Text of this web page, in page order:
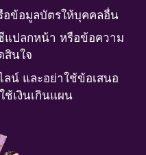
อข้อมูลบัตรให้บุคคลอื่น
แปลกหน้า หรือข้อความ
สินใจ
น์ และอย่าใช้ข้อเสนอ
ช้เงินเกินแผน